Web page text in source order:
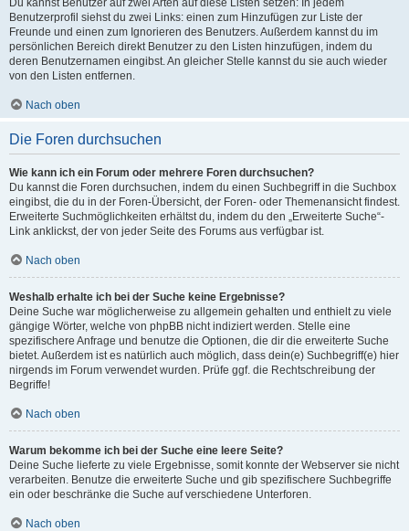
Du kannst Benutzer auf zwei Arten auf diese Listen setzen: In jedem
Benutzerprofil siehst du zwei Links: einen zum Hinzufügen zur Liste der
Freunde und einen zum Ignorieren des Benutzers. Außerdem kannst du im
persönlichen Bereich direkt Benutzer zu den Listen hinzufügen, indem du
deren Benutzernamen eingibst. An gleicher Stelle kannst du sie auch wieder
von den Listen entfernen.
Nach oben
Die Foren durchsuchen
Wie kann ich ein Forum oder mehrere Foren durchsuchen?
Du kannst die Foren durchsuchen, indem du einen Suchbegriff in die Suchbox
eingibst, die du in der Foren-Übersicht, der Foren- oder Themenansicht findest.
Erweiterte Suchmöglichkeiten erhältst du, indem du den „Erweiterte Suche“-
Link anklickst, der von jeder Seite des Forums aus verfügbar ist.
Nach oben
Weshalb erhalte ich bei der Suche keine Ergebnisse?
Deine Suche war möglicherweise zu allgemein gehalten und enthielt zu viele
gängige Wörter, welche von phpBB nicht indiziert werden. Stelle eine
spezifischere Anfrage und benutze die Optionen, die dir die erweiterte Suche
bietet. Außerdem ist es natürlich auch möglich, dass dein(e) Suchbegriff(e) hier
nirgends im Forum verwendet wurden. Prüfe ggf. die Rechtschreibung der
Begriffe!
Nach oben
Warum bekomme ich bei der Suche eine leere Seite?
Deine Suche lieferte zu viele Ergebnisse, somit konnte der Webserver sie nicht
verarbeiten. Benutze die erweiterte Suche und gib spezifischere Suchbegriffe
ein oder beschränke die Suche auf verschiedene Unterforen.
Nach oben